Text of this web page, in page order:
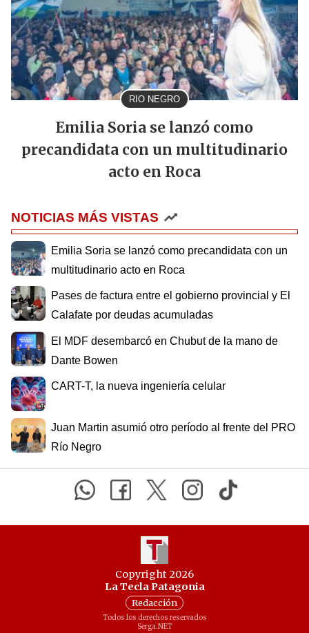
RIO NEGRO
Emilia Soria se lanzó como
precandidata con un multitudinario
acto en Roca
NOTICIAS MÁS VISTAS
Emilia Soria se lanzó como precandidata con un
multitudinario acto en Roca
Pases de factura entre el gobierno provincial y El
Calafate por deudas acumuladas
El MDF desembarcó en Chubut de la mano de
Dante Bowen
CART-T, la nueva ingeniería celular
Juan Martin asumió otro período al frente del PRO
Río Negro
Copyright 2026
La Tecla Patagonia
Redacción
Todos los derechos reservados
Serga.NET